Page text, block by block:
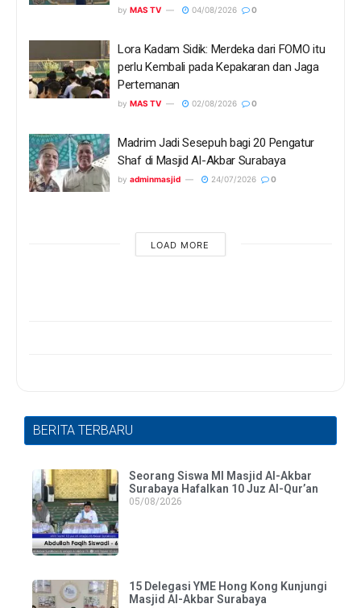
by MAS TV 04/08/2026 0
Lora Kadam Sidik: Merdeka dari FOMO itu
perlu Kembali pada Kepakaran dan Jaga
Pertemanan
by MAS TV 02/08/2026 0
Madrim Jadi Sesepuh bagi 20 Pengatur
Shaf di Masjid Al-Akbar Surabaya
by adminmasjid 24/07/2026 0
LOAD MORE
BERITA TERBARU
Seorang Siswa MI Masjid Al-Akbar
Surabaya Hafalkan 10 Juz Al-Qur’an
05/08/2026
15 Delegasi YME Hong Kong Kunjungi
Masjid Al-Akbar Surabaya